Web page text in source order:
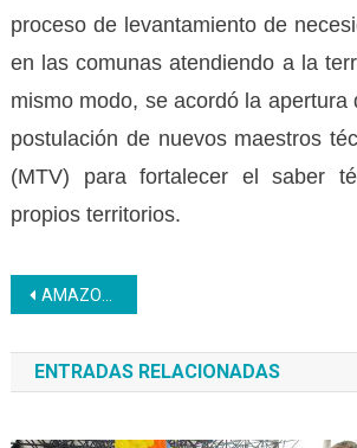
proceso de levantamiento de
en las comunas atendiendo a la
mismo modo, se acordó la apertura
postulación de nuevos maestros
(MTV) para fortalecer el saber
propios territorios.
Navegación
de
entradas
AMAZONAS | Inces presentó proyectos de investigación en encuentro regional
ENTRADAS RELACIONADAS